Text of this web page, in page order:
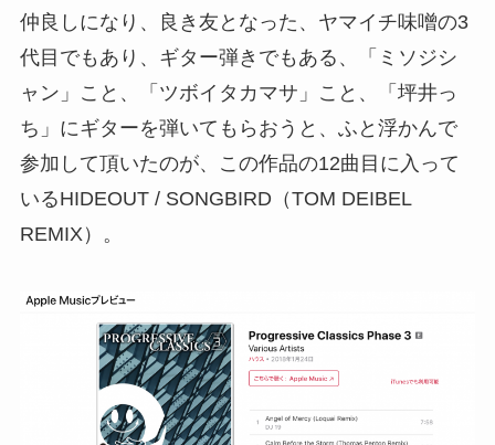
仲良しになり、良き友となった、ヤマイチ味噌の3
代目でもあり、ギター弾きでもある、「ミソジシ
ャン」こと、「ツボイタカマサ」こと、「坪井っ
ち」にギターを弾いてもらおうと、ふと浮かんで
参加して頂いたのが、この作品の12曲目に入って
いるHIDEOUT / SONGBIRD（TOM DEIBEL
REMIX）。